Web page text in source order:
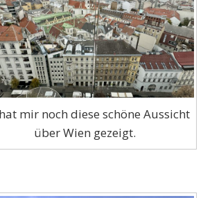
mir noch diese schöne Aussicht
über Wien gezeigt.